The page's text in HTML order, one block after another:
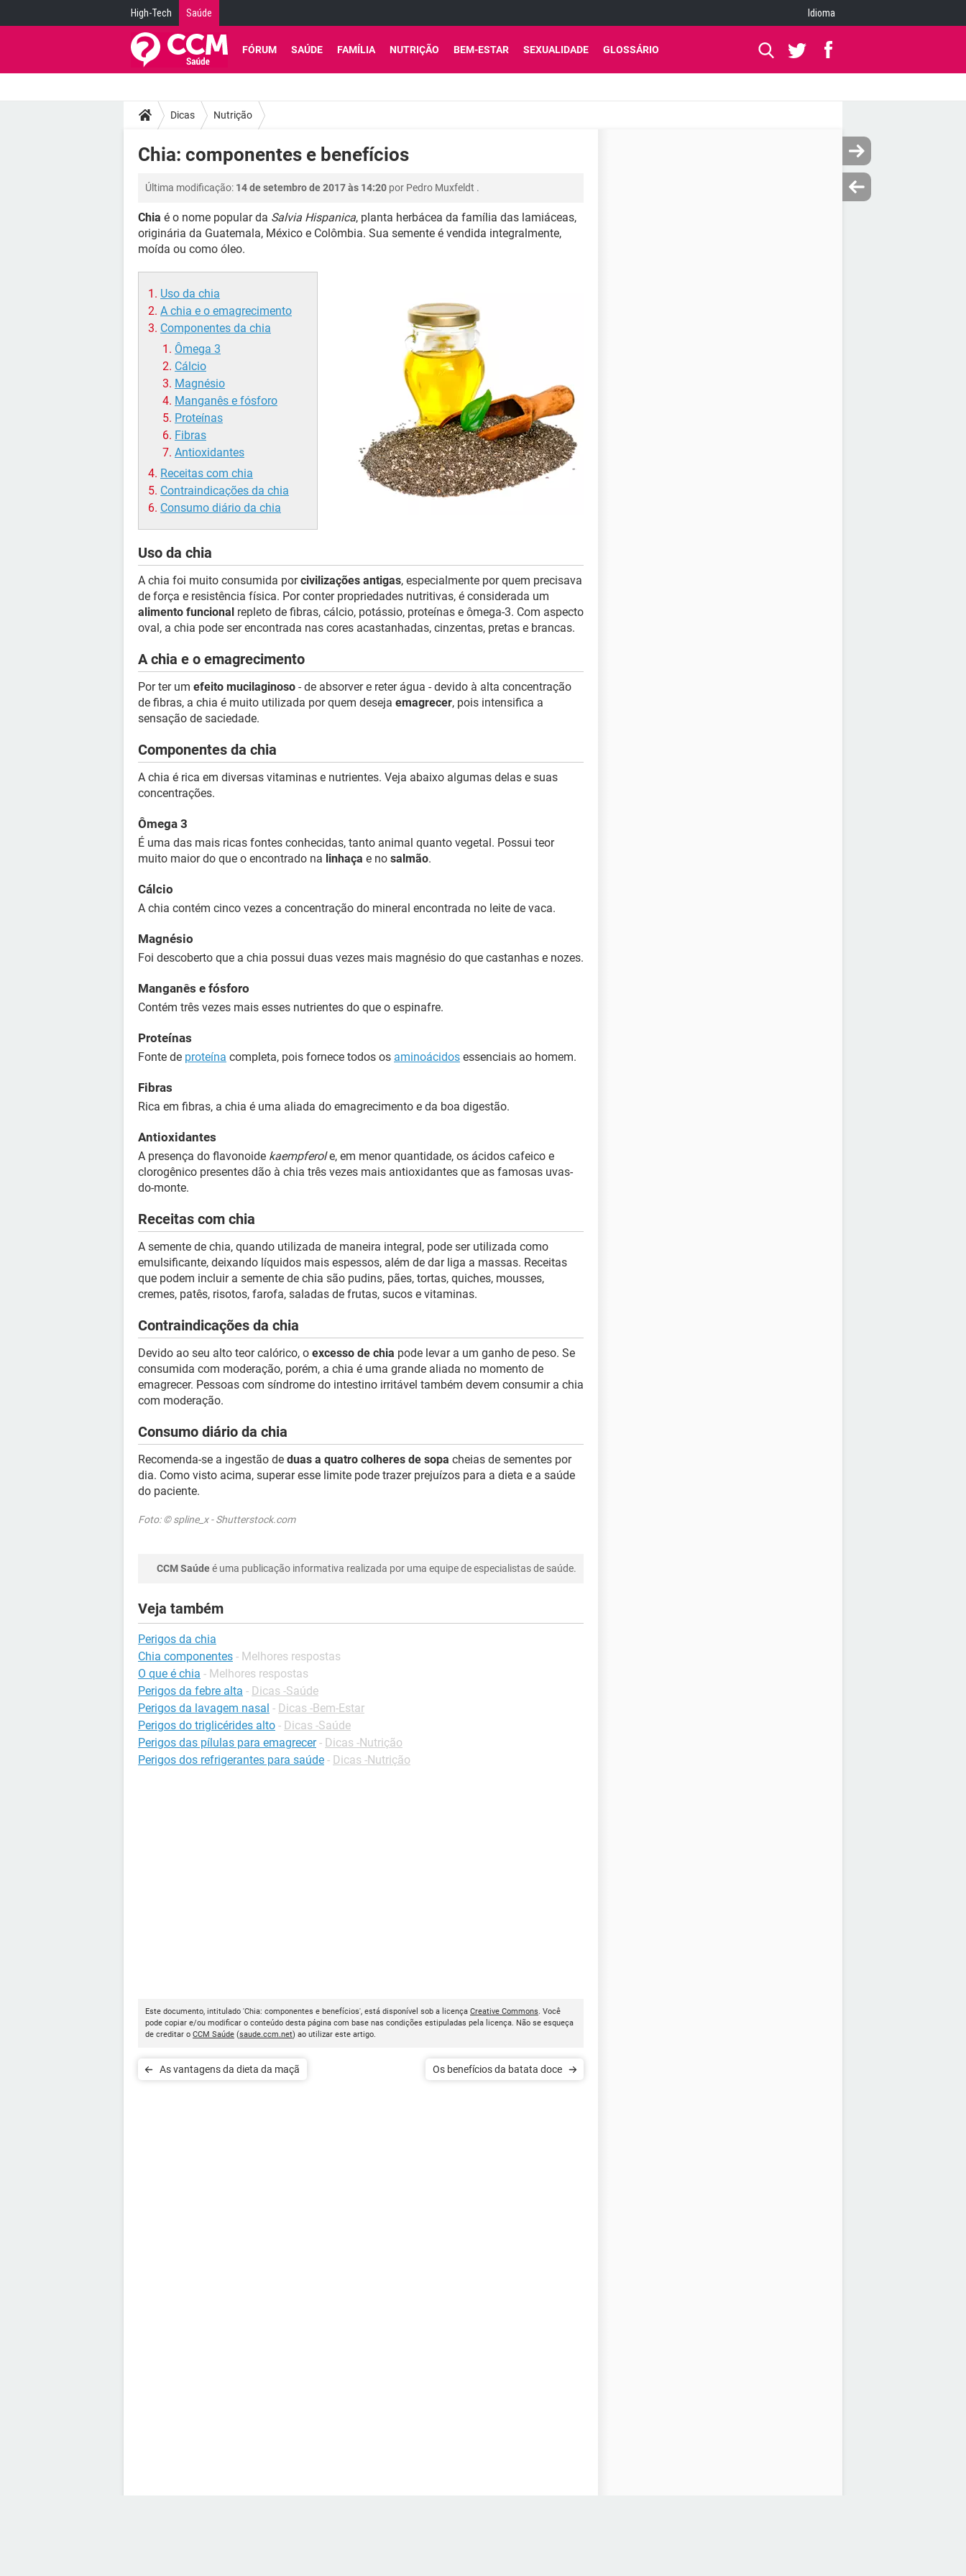
High-Tech Saúde Idioma
FÓRUM SAÚDE FAMÍLIA NUTRIÇÃO BEM-ESTAR SEXUALIDADE GLOSSÁRIO
Dicas Nutrição
Chia: componentes e benefícios
Última modificação: 14 de setembro de 2017 às 14:20 por Pedro Muxfeldt .
Chia é o nome popular da Salvia Hispanica, planta herbácea da família das lamiáceas,
originária da Guatemala, México e Colômbia. Sua semente é vendida integralmente,
moída ou como óleo.
Uso da chia
A chia e o emagrecimento
Componentes da chia
Ômega 3
Cálcio
Magnésio
Manganês e fósforo
Proteínas
Fibras
Antioxidantes
Receitas com chia
Contraindicações da chia
Consumo diário da chia
Uso da chia
A chia foi muito consumida porcivilizações antigas, especialmente por quem precisava
de força e resistência física. Por conter propriedades nutritivas, é considerada um
alimento funcional repleto de fibras, cálcio, potássio, proteínas e ômega-3. Com aspecto
oval, a chia pode ser encontrada nas cores acastanhadas, cinzentas, pretas e brancas.
A chia e o emagrecimento
Por ter um efeito mucilaginoso - de absorver e reter água - devido à alta concentração
de fibras, a chia é muito utilizada por quem deseja emagrecer, pois intensifica a
sensação de saciedade.
Componentes da chia
A chia é rica em diversas vitaminas e nutrientes. Veja abaixo algumas delas e suas
concentrações.
Ômega 3
É uma das mais ricas fontes conhecidas, tanto animal quanto vegetal. Possui teor
muito maior do que o encontrado na linhaça e no salmão.
Cálcio
A chia contém cinco vezes a concentração do mineral encontrada no leite de vaca.
Magnésio
Foi descoberto que a chia possui duas vezes mais magnésio do que castanhas e nozes.
Manganês e fósforo
Contém três vezes mais esses nutrientes do que o espinafre.
Proteínas
Fonte de proteína completa, pois fornece todos os aminoácidos essenciais ao homem.
Fibras
Rica em fibras, a chia é uma aliada do emagrecimento e da boa digestão.
Antioxidantes
A presença do flavonoide kaempferole, em menor quantidade, os ácidos cafeico e
clorogênico presentes dão à chia três vezes mais antioxidantes que as famosas uvas-
do-monte.
Receitas com chia
A semente de chia, quando utilizada de maneira integral, pode ser utilizada como
emulsificante, deixando líquidos mais espessos, além de dar liga a massas. Receitas
que podem incluir a semente de chia são pudins, pães, tortas, quiches, mousses,
cremes, patês, risotos, farofa, saladas de frutas, sucos e vitaminas.
Contraindicações da chia
Devido ao seu alto teor calórico, o excesso de chia pode levar a um ganho de peso. Se
consumida com moderação, porém, a chia é uma grande aliada no momento de
emagrecer. Pessoas com síndrome do intestino irritável também devem consumir a chia
com moderação.
Consumo diário da chia
Recomenda-se a ingestão de duas a quatro colheres de sopa cheias de sementes por
dia. Como visto acima, superar esse limite pode trazer prejuízos para a dieta e a saúde
do paciente.
Foto: © spline_x - Shutterstock.com
CCM Saúdeé uma publicação informativa realizada por uma equipe de especialistas de saúde.
Veja também
Perigos da chia
Chia componentes - Melhores respostas
O que é chia - Melhores respostas
Perigos da febre alta - Dicas -Saúde
Perigos da lavagem nasal - Dicas -Bem-Estar
Perigos do triglicérides alto - Dicas -Saúde
Perigos das pílulas para emagrecer - Dicas -Nutrição
Perigos dos refrigerantes para saúde - Dicas -Nutrição
Este documento, intitulado 'Chia: componentes e benefícios', está disponível sob a licença Creative Commons. Você
pode copiar e/ou modificar o conteúdo desta página com base nas condições estipuladas pela licença. Não se esqueça
de creditar o CCM Saúde (saude.ccm.net) ao utilizar este artigo.
As vantagens da dieta da maçã Os benefícios da batata doce